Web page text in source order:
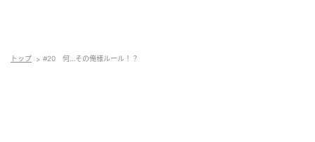
トップ #20 何…その俺様ルール！？